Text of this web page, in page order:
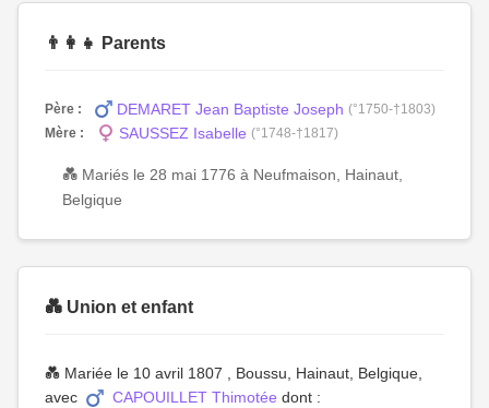
👨‍👩‍👧 Parents
Père : DEMARET Jean Baptiste Joseph (°1750-†1803)
Mère :
SAUSSEZ Isabelle (°1748-†1817)
💑 Mariés le 28 mai 1776 à Neufmaison, Hainaut,
Belgique
💑 Union et enfant
💑 Mariée le 10 avril 1807 , Boussu, Hainaut, Belgique,
avec
CAPOUILLET Thimotée dont :